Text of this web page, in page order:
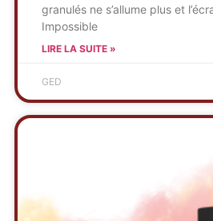
granulés ne s’allume plus et
Impossible
LIRE LA SUITE »
GED